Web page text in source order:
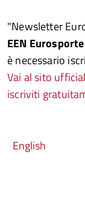
"Newsletter
EEN
è necessario
Vai al sito
iscriviti
English